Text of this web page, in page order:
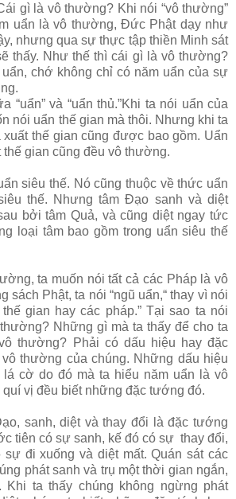
gì là vô thường? Khi nói “vô thường”
uẩn là vô thường, Đức Phật dạy như
nhưng qua sự thực tập thiền Minh sát
thấy. Như thế thì cái gì là vô thường?
chớ không chỉ có năm uẩn của sự
“uẩn” và “uẩn thủ.”Khi ta nói uẩn của
nói uẩn thế gian mà thôi. Nhưng khi ta
xuất thế gian cũng được bao gồm. Uẩn
thế gian cũng đều vô thường.
siêu thế. Nó cũng thuộc về thức uẩn
thế. Nhưng tâm Đạo sanh và diệt
bởi tâm Quả, và cũng diệt ngay tức
loại tâm bao gồm trong uẩn siêu thế
ta muốn nói tất cả các Pháp là vô
sách Phật, ta nói “ngũ uẩn,“ thay vì nói
gian hay các pháp.” Tại sao ta nói
Những gì mà ta thấy để cho ta
thường? Phải có dấu hiệu hay đặc
thường của chúng. Những dấu hiệu
cờ do đó mà ta hiểu năm uẩn là vô
vị đều biết những đặc tướng đó.
sanh, diệt và thay đổi là đặc tướng
tiên có sự sanh, kế đó có sự thay đổi,
đi xuống và diệt mất. Quán sát các
phát sanh và trụ một thời gian ngắn,
Khi ta thấy chúng không ngừng phát